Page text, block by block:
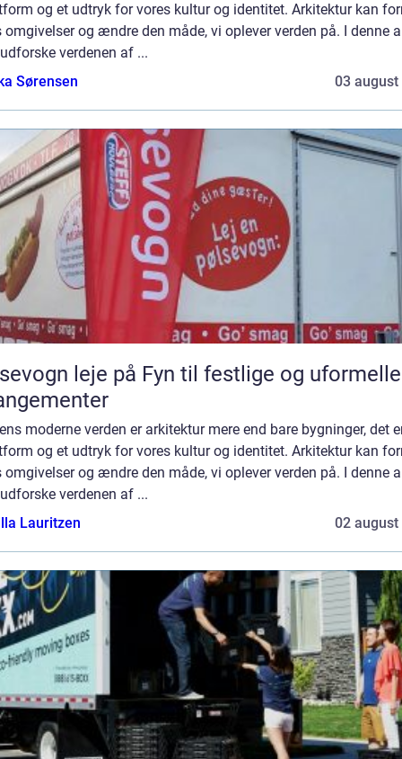
og et udtryk for vores kultur og identitet. Arkitektur kan
omgivelser og ændre den måde, vi oplever verden på. I denne
verdenen af ...
Sørensen
03 august
leje på Fyn til festlige og uformelle
moderne verden er arkitektur mere end bare bygninger, det
og et udtryk for vores kultur og identitet. Arkitektur kan
omgivelser og ændre den måde, vi oplever verden på. I denne
verdenen af ...
Lauritzen
02 august